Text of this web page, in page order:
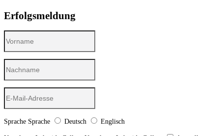
Erfolgsmeldung
Sprache Sprache Deutsch Englisch